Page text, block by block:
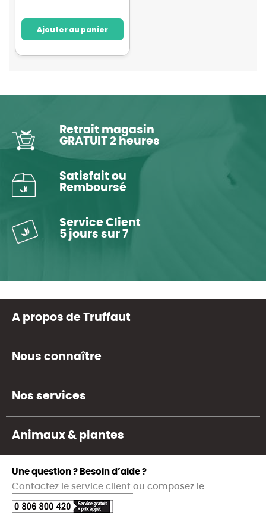
Ajouter au panier
Retrait magasin
GRATUIT 2 heures
Satisfait ou
Remboursé
Service Client
5 jours sur 7
A propos de Truffaut
Nous connaître
Nos services
Animaux & plantes
Une question ? Besoin d’aide ?
Contactez le service client ou composez le